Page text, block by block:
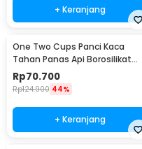
+ Keranjang
One Two Cups Panci Kaca
Tahan Panas Api Borosilikat
Glass Cooking Pot 15cm - YWJ-
1265
Rp70.700
Rp124.900 44%
+ Keranjang